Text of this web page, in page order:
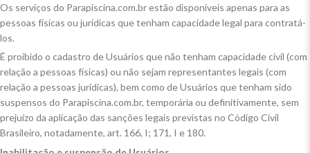
Os serviços do Parapiscina.com.br estão disponíveis apenas para as
pessoas físicas ou jurídicas que tenham capacidade legal para contratá-
los.
É proibido o cadastro de Usuários que não tenham capacidade civil (com
relação a pessoas físicas) ou não sejam representantes legais (com
relação a pessoas jurídicas), bem como de Usuários que tenham sido
suspensos do Parapiscina.com.br, temporária ou definitivamente, sem
prejuízo da aplicação das sanções legais previstas no Código Civil
Brasileiro, notadamente, art. 166, I; 171, I e 180.